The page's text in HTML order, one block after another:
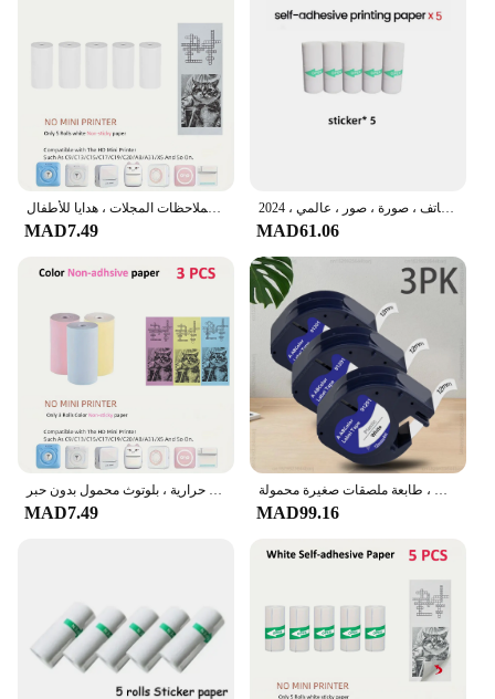
طابعة ملصقات حرارية صغيرة مع ورق طباعة 10 لفات ، طابعة محمولة ، طابعة جيب لملاحظات المجلات ، هدايا للأطفال
MAD7.49
طابعة حرارية محمولة صغيرة عالية الدقة ، 57 مللي متر ، ورق ذاتي اللصق ، ملصق لاصق ، طباعة هاتف ، صورة ، صور ، عالمي ، 2024
MAD61.06
طابعة صور عالية الدقة لطيفة ، علامة لاصقة حرارية ، بلوتوث محمول بدون حبر Makeid ، متعدد الوظائف ، طباعة مصغرة للملصقات
MAD7.49
صانع الملصقات ، طابعة ملصقات صغيرة محمولة ، LetraTag ، طابعة ملصقات محمولة باليد مع شريط لاصق
MAD99.16